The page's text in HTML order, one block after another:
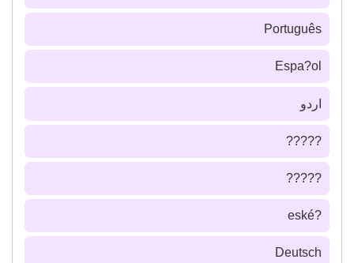
Português
Espa?ol
اردو
?????
?????
?eské
Deutsch